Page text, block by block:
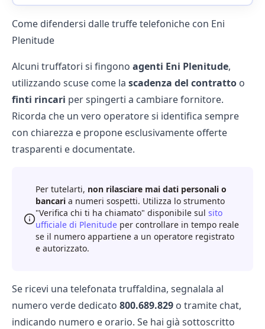
Come difendersi dalle truffe telefoniche con Eni
Plenitude
Alcuni truffatori si fingono agenti Eni Plenitude,
utilizzando scuse come la scadenza del contratto o
finti rincari per spingerti a cambiare fornitore.
Ricorda che un vero operatore si identifica sempre
con chiarezza e propone esclusivamente offerte
trasparenti e documentate.
Per tutelarti, non rilasciare mai dati personali o
bancari a numeri sospetti. Utilizza lo strumento
"Verifica chi ti ha chiamato" disponibile sul sito
ufficiale di Plenitude per controllare in tempo reale
se il numero appartiene a un operatore registrato
e autorizzato.
Se ricevi una telefonata truffaldina, segnalala al
numero verde dedicato 800.689.829 o tramite chat,
indicando numero e orario. Se hai già sottoscritto